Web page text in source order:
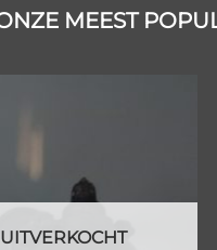
MEEST
UITVERKOCHT